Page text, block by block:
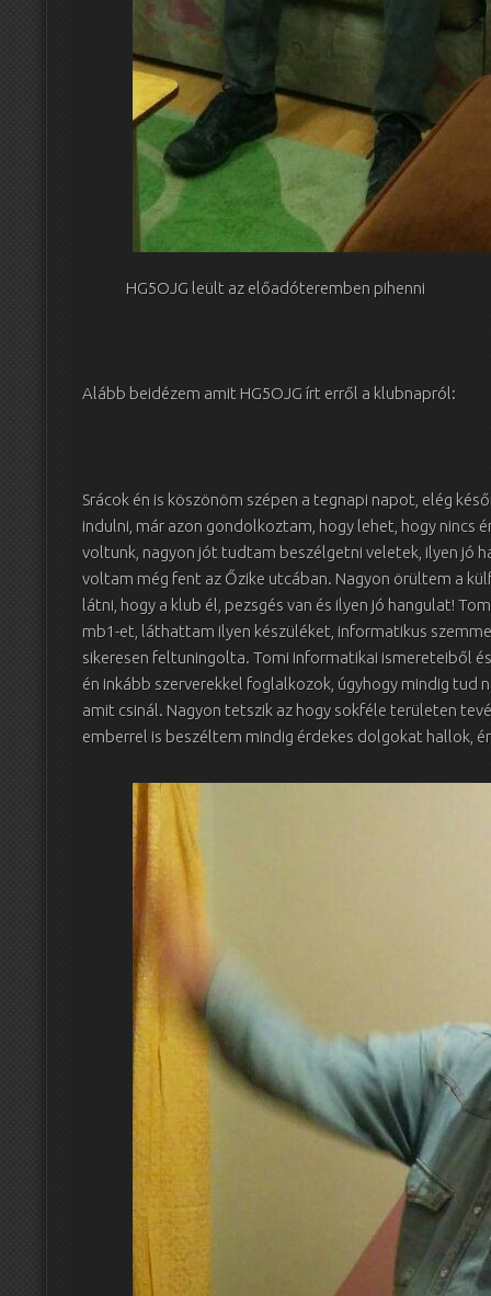
HG5OJG leült az előadóteremben pihenni
Alább beidézem amit HG5OJG írt erről a klubnapról:
Srácok én is köszönöm szépen a tegnapi napot, elég
indulni, már azon gondolkoztam, hogy lehet, hogy nincs
voltunk, nagyon jót tudtam beszélgetni veletek, ilyen jó
voltam még fent az Őzike utcában. Nagyon örültem a
látni, hogy a klub él, pezsgés van és ilyen jó hangulat!
mb1-et, láthattam ilyen készüléket, informatikus
sikeresen feltuningolta. Tomi informatikai ismereteiből
én inkább szerverekkel foglalkozok, úgyhogy mindig
amit csinál. Nagyon tetszik az hogy sokféle területen
emberrel is beszéltem mindig érdekes dolgokat hallok,